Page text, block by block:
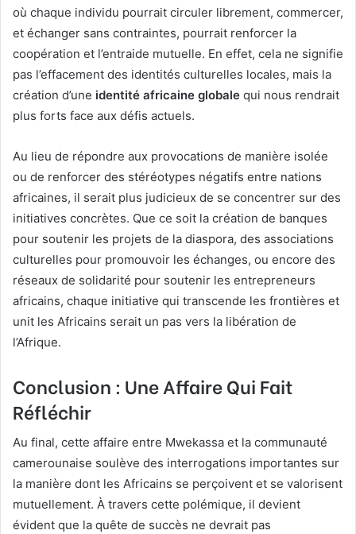
où chaque individu pourrait circuler librement, commercer,
et échanger sans contraintes, pourrait renforcer la
coopération et l’entraide mutuelle. En effet, cela ne signifie
pas l’effacement des identités culturelles locales, mais la
création d’une identité africaine globale qui nous rendrait
plus forts face aux défis actuels.
Au lieu de répondre aux provocations de manière isolée
ou de renforcer des stéréotypes négatifs entre nations
africaines, il serait plus judicieux de se concentrer sur des
initiatives concrètes. Que ce soit la création de banques
pour soutenir les projets de la diaspora, des associations
culturelles pour promouvoir les échanges, ou encore des
réseaux de solidarité pour soutenir les entrepreneurs
africains, chaque initiative qui transcende les frontières et
unit les Africains serait un pas vers la libération de
l’Afrique.
Conclusion : Une Affaire Qui Fait
Réfléchir
Au final, cette affaire entre Mwekassa et la communauté
camerounaise soulève des interrogations importantes sur
la manière dont les Africains se perçoivent et se valorisent
mutuellement. À travers cette polémique, il devient
évident que la quête de succès ne devrait pas